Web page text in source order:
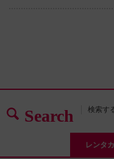
Search 検索す
レンタ